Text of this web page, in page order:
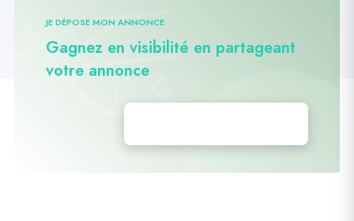
JE DÉPOSE MON ANNONCE
Gagnez en visibilité en partageant
votre annonce